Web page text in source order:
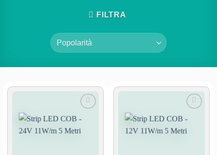
FILTRA
Aggiungi
alla lista
dei
desideri
Aggiungi
alla lista
dei
desideri